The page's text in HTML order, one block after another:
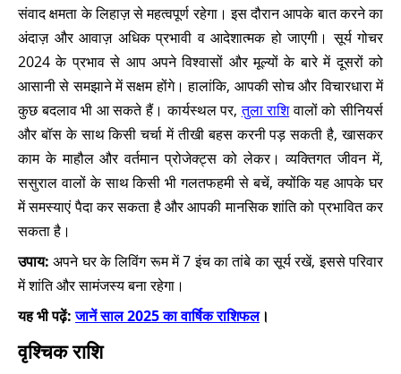
संवाद क्षमता के लिहाज़ से महत्वपूर्ण रहेगा। इस दौरान आपके बात करने का
अंदाज़ और आवाज़ अधिक प्रभावी व आदेशात्मक हो जाएगी। सूर्य गोचर
2024 के प्रभाव से आप अपने विश्वासों और मूल्यों के बारे में दूसरों को
आसानी से समझाने में सक्षम होंगे। हालांकि, आपकी सोच और विचारधारा में
कुछ बदलाव भी आ सकते हैं। कार्यस्थल पर,तुला राशिवालों को सीनियर्स
और बॉस के साथ किसी चर्चा में तीखी बहस करनी पड़ सकती है, खासकर
काम के माहौल और वर्तमान प्रोजेक्ट्स को लेकर। व्यक्तिगत जीवन में,
ससुराल वालों के साथ किसी भी गलतफहमी से बचें, क्योंकि यह आपके घर
में समस्याएं पैदा कर सकता है और आपकी मानसिक शांति को प्रभावित कर
सकता है।
उपाय: अपने घर के लिविंग रूम में 7 इंच का तांबे का सूर्य रखें, इससे परिवार
में शांति और सामंजस्य बना रहेगा।
यह भी पढ़ें:जानें साल 2025 का वार्षिक राशिफल।
वृश्चिक राशि